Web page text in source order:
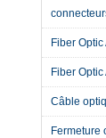
Fiber
Fiber
Câble
Fermeture